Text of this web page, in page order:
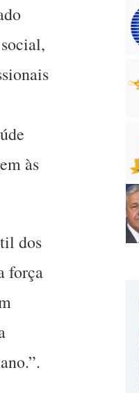
às
dos
força